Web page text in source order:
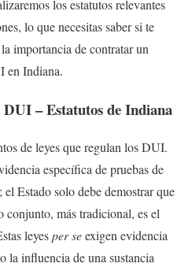
los estatutos relevantes
lo que necesitas saber si te
importancia de contratar un
en Indiana.
DUI – Estatutos de Indiana
de leyes que regulan los DUI.
específica de pruebas de
Estado solo debe demostrar que
conjunto, más tradicional, es el
leyesper seexigen evidencia
la influencia de una sustancia